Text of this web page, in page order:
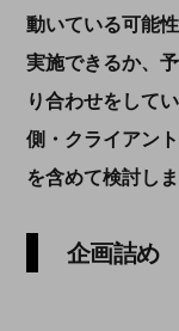
動いている可能
実施できるか、
り合わせをして
側・クライアン
を含めて検討しま
企画詰め